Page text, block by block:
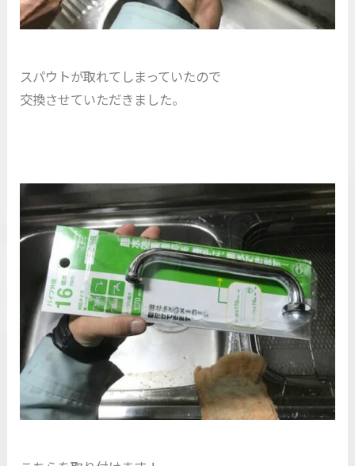
スパウトが取れてしまっていたので
交換させていただきました。